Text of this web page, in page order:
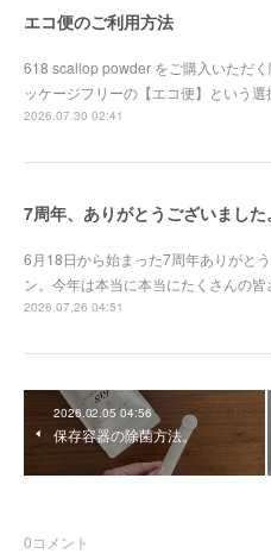
エコ便のご利用方法
618 scallop powder をご購入いただ
ッケージフリーの【エコ便】という選
2026.07.30 02:41
7周年、ありがとうございました。
6月18日から始まった7周年ありがと
ン。今年は本当に本当にたくさんの皆
2026.07.26 04:51
2026.02.05 04:56
保存容器の除菌方法。
0コメント